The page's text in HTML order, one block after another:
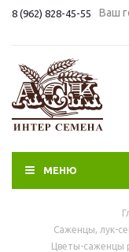
8 (962) 828-45-55 Ваш
МЕНЮ
Саженцы, лук-
Цветы-саженцы